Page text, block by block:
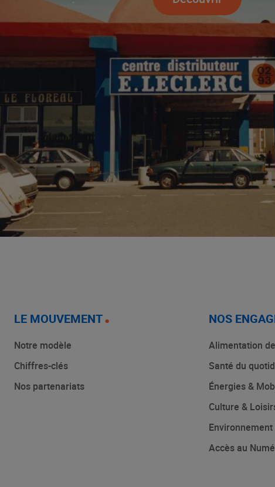
LE MOUVEMENT
Notre modèle
Chiffres-clés
Nos partenariats
NOS
Alimentation
Santé du
Énergies &
Culture &
Environnement
Accès au